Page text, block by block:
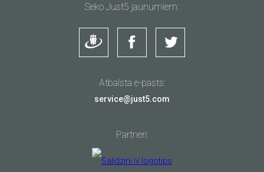
Seko Just5 jaunumiem:
Atbalsta e-pasts:
service@just5.com
Partneri: